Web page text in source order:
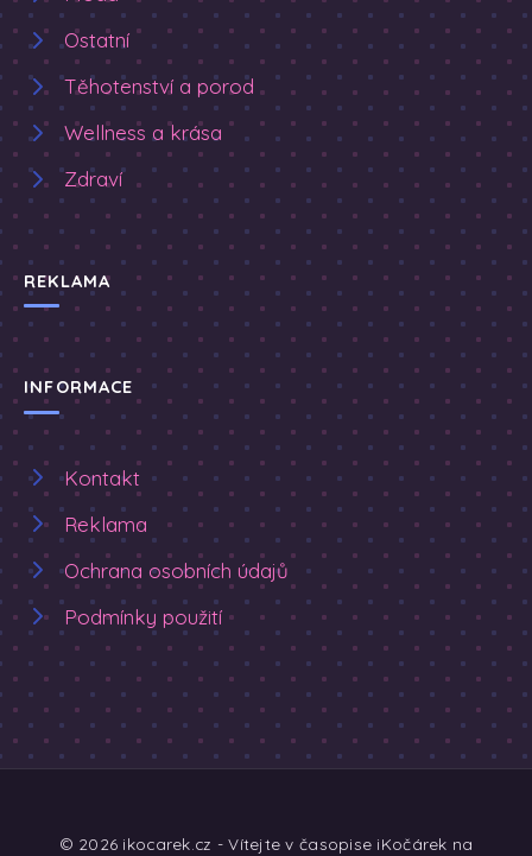
Ostatní
Těhotenství a porod
Wellness a krása
Zdraví
REKLAMA
INFORMACE
Kontakt
Reklama
Ochrana osobních údajů
Podmínky použití
© 2026 ikocarek.cz - Vítejte v časopise iKočárek na